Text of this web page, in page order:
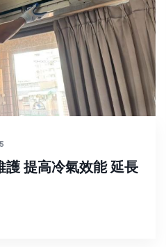
護 提高冷氣效能 延長